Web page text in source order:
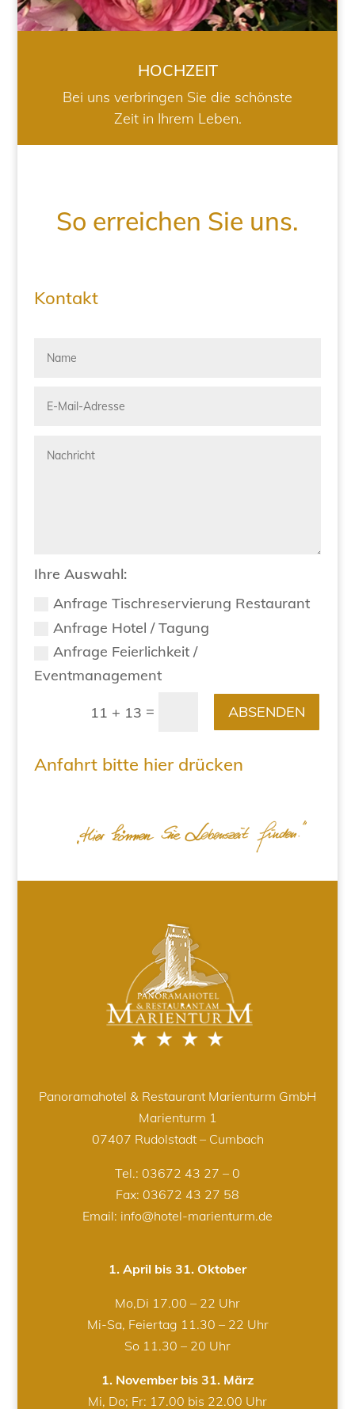
HOCHZEIT
Bei uns verbringen Sie die schönste
Zeit in Ihrem Leben.
So erreichen Sie uns.
Kontakt
Ihre Auswahl:
Anfrage Tischreservierung Restaurant
Anfrage Hotel / Tagung
Anfrage Feierlichkeit /
Eventmanagement
11 + 13 = ABSENDEN
Anfahrt bitte hier drücken
Panoramahotel & Restaurant Marienturm GmbH
Marienturm 1
07407 Rudolstadt – Cumbach
Tel.: 03672 43 27 – 0
Fax: 03672 43 27 58
Email: info@hotel-marienturm.de
1. April bis 31. Oktober
Mo,Di 17.00 – 22 Uhr
Mi-Sa, Feiertag 11.30 – 22 Uhr
So 11.30 – 20 Uhr
1. November bis 31. März
Mi, Do; Fr: 17.00 bis 22.00 Uhr